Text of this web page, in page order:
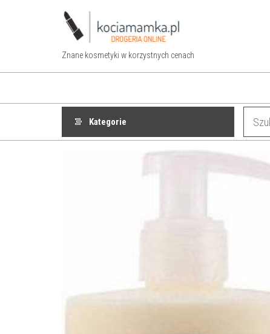
Znane kosmetyki w korzystnych cenach
Kategorie